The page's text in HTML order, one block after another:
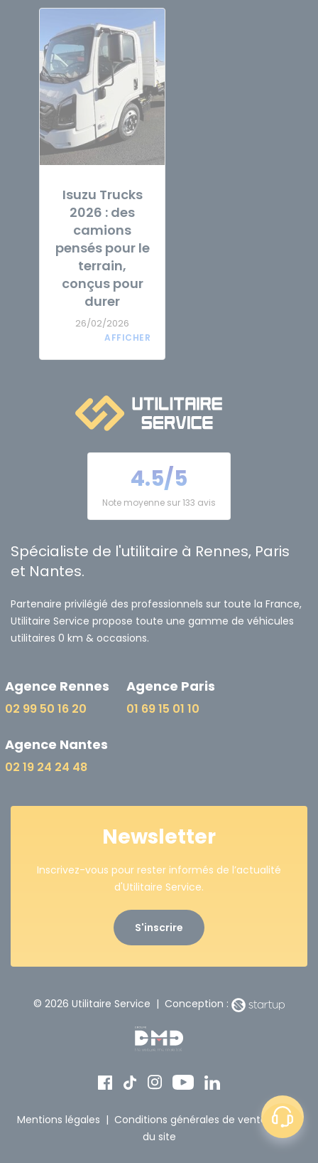
Isuzu Trucks
2026 : des
camions
pensés pour le
terrain,
conçus pour
durer
26/02/2026
4.5/5
Note moyenne sur 133 avis
Spécialiste de l'utilitaire à Rennes, Paris
et Nantes.
Partenaire privilégié des professionnels sur toute la France,
Utilitaire Service propose toute une gamme de véhicules
utilitaires 0 km & occasions.
Agence Rennes
02 99 50 16 20
Agence Paris
01 69 15 01 10
Agence Nantes
02 19 24 24 48
Newsletter
Inscrivez-vous pour rester informés de l’actualité
d'Utilitaire Service.
S'inscrire
© 2026 Utilitaire Service | Conception :
Mentions légales | Conditions générales de vente | Plan
du site